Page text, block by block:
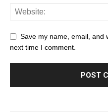
Save my name, email, and
next time I comment.